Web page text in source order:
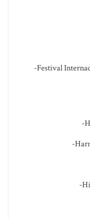
-Festival
-
-
-